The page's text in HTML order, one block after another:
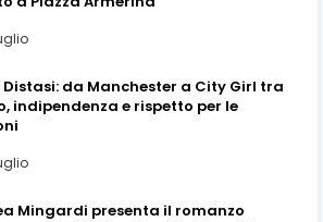
Distasi: da Manchester a City Girl tra
indipendenza e rispetto per le
Mingardi presenta il romanzo